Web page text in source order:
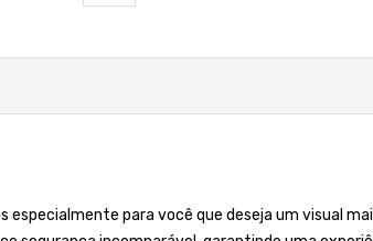
para você que deseja um visual